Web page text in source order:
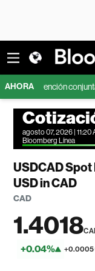
AHORAconjunta de
agosto 07, 2026 | 11:20
Bloomberg Línea
USDCAD Spot
USD in CAD
CAD
1.4018
+0.04% +0.0005